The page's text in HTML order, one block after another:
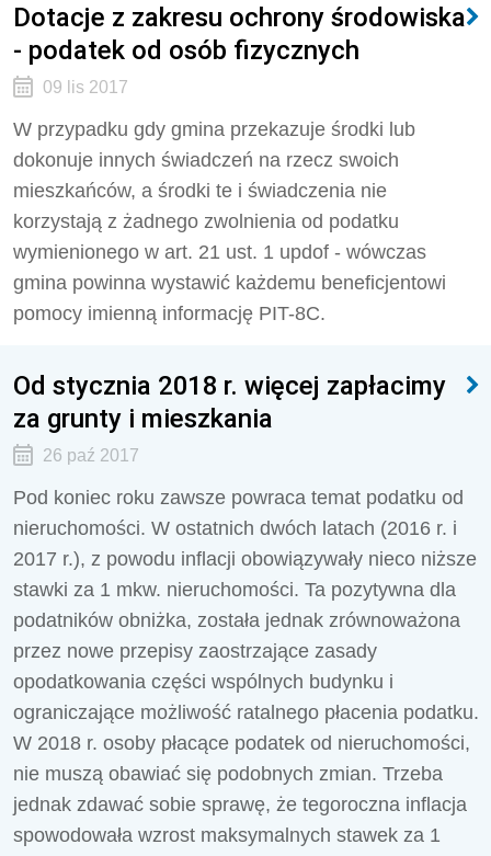
Dotacje z zakresu ochrony środowiska
- podatek od osób fizycznych
09 lis 2017
W przypadku gdy gmina przekazuje środki lub
dokonuje innych świadczeń na rzecz swoich
mieszkańców, a środki te i świadczenia nie
korzystają z żadnego zwolnienia od podatku
wymienionego w art. 21 ust. 1 updof - wówczas
gmina powinna wystawić każdemu beneficjentowi
pomocy imienną informację PIT-8C.
Od stycznia 2018 r. więcej zapłacimy
za grunty i mieszkania
26 paź 2017
Pod koniec roku zawsze powraca temat podatku od
nieruchomości. W ostatnich dwóch latach (2016 r. i
2017 r.), z powodu inflacji obowiązywały nieco niższe
stawki za 1 mkw. nieruchomości. Ta pozytywna dla
podatników obniżka, została jednak zrównoważona
przez nowe przepisy zaostrzające zasady
opodatkowania części wspólnych budynku i
ograniczające możliwość ratalnego płacenia podatku.
W 2018 r. osoby płacące podatek od nieruchomości,
nie muszą obawiać się podobnych zmian. Trzeba
jednak zdawać sobie sprawę, że tegoroczna inflacja
spowodowała wzrost maksymalnych stawek za 1